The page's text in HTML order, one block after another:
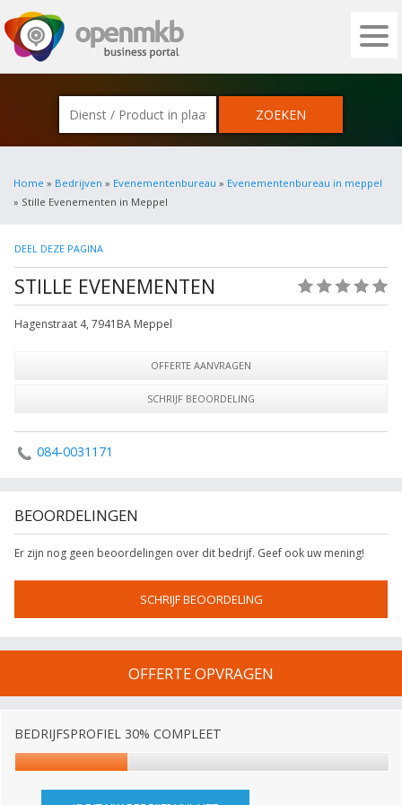
OPENMKB - DE ZAKELIJKE PORTAL
Home » Bedrijven » Evenementenbureau » Evenementenbureau in meppel
» Stille Evenementen in Meppel
DEEL DEZE PAGINA
STILLE EVENEMENTEN
Hagenstraat 4, 7941BA Meppel
OFFERTE AANVRAGEN
SCHRIJF BEOORDELING
084-0031171
BEOORDELINGEN
Er zijn nog geen beoordelingen over dit bedrijf. Geef ook uw mening!
SCHRIJF BEOORDELING
OFFERTE OPVRAGEN
BEDRIJFSPROFIEL 30% COMPLEET